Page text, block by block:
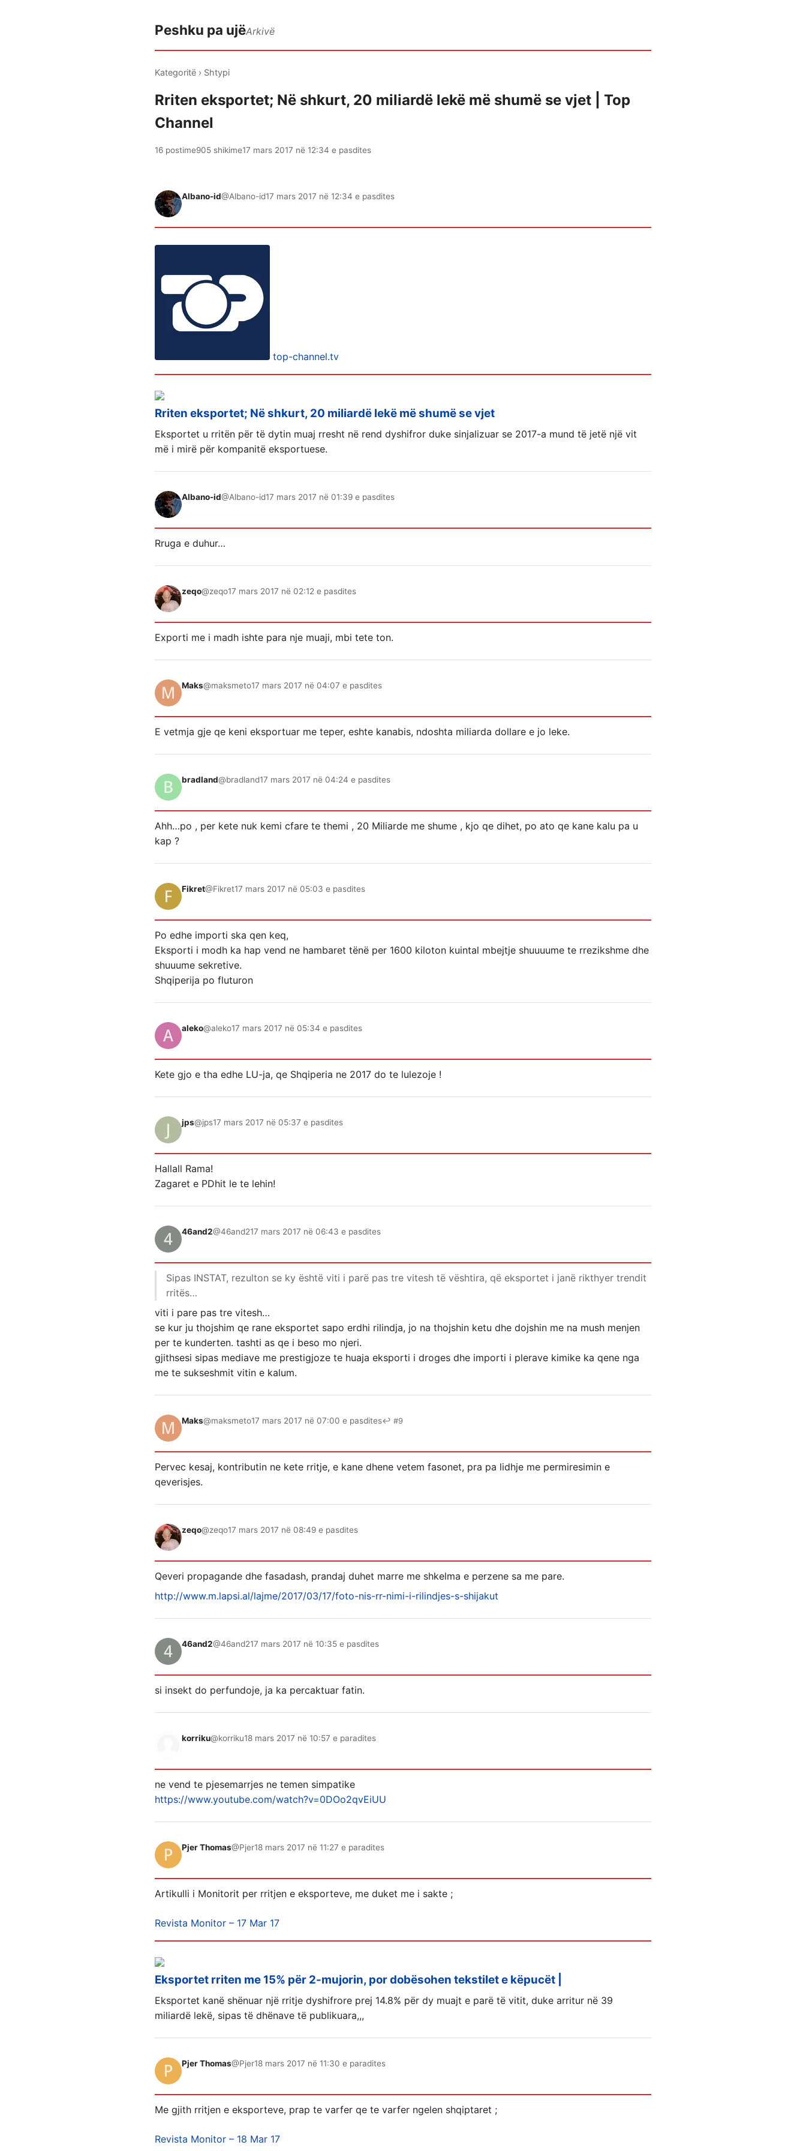
Peshku pa ujëArkivë
Kategoritë › Shtypi
Rriten eksportet; Në shkurt, 20 miliardë lekë më shumë se vjet | Top
Channel
16 postime905 shikime17 mars 2017 në 12:34 e pasdites
Albano-id@Albano-id17 mars 2017 në 12:34 e pasdites
top-channel.tv
Rriten eksportet; Në shkurt, 20 miliardë lekë më shumë se vjet
Eksportet u rritën për të dytin muaj rresht në rend dyshifror duke sinjalizuar se 2017-a mund të jetë një vit
më i mirë për kompanitë eksportuese.
Albano-id@Albano-id17 mars 2017 në 01:39 e pasdites
Rruga e duhur…
zeqo@zeqo17 mars 2017 në 02:12 e pasdites
Exporti me i madh ishte para nje muaji, mbi tete ton.
Maks@maksmeto17 mars 2017 në 04:07 e pasdites
E vetmja gje qe keni eksportuar me teper, eshte kanabis, ndoshta miliarda dollare e jo leke.
bradland@bradland17 mars 2017 në 04:24 e pasdites
Ahh…po , per kete nuk kemi cfare te themi , 20 Miliarde me shume , kjo qe dihet, po ato qe kane kalu pa u
kap ?
Fikret@Fikret17 mars 2017 në 05:03 e pasdites
Po edhe importi ska qen keq,
Eksporti i modh ka hap vend ne hambaret tënë per 1600 kiloton kuintal mbejtje shuuuume te rrezikshme dhe
shuuume sekretive.
Shqiperija po fluturon
aleko@aleko17 mars 2017 në 05:34 e pasdites
Kete gjo e tha edhe LU-ja, qe Shqiperia ne 2017 do te lulezoje !
jps@jps17 mars 2017 në 05:37 e pasdites
Hallall Rama!
Zagaret e PDhit le te lehin!
46and2@46and217 mars 2017 në 06:43 e pasdites
Sipas INSTAT, rezulton se ky është viti i parë pas tre vitesh të vështira, që eksportet i janë rikthyer trendit
rritës…
viti i pare pas tre vitesh…
se kur ju thojshim qe rane eksportet sapo erdhi rilindja, jo na thojshin ketu dhe dojshin me na mush menjen
per te kunderten. tashti as qe i beso mo njeri.
gjithsesi sipas mediave me prestigjoze te huaja eksporti i droges dhe importi i plerave kimike ka qene nga
me te sukseshmit vitin e kalum.
Maks@maksmeto17 mars 2017 në 07:00 e pasdites↩ #9
Pervec kesaj, kontributin ne kete rritje, e kane dhene vetem fasonet, pra pa lidhje me permiresimin e
qeverisjes.
zeqo@zeqo17 mars 2017 në 08:49 e pasdites
Qeveri propagande dhe fasadash, prandaj duhet marre me shkelma e perzene sa me pare.
http://www.m.lapsi.al/lajme/2017/03/17/foto-nis-rr-nimi-i-rilindjes-s-shijakut
46and2@46and217 mars 2017 në 10:35 e pasdites
si insekt do perfundoje, ja ka percaktuar fatin.
korriku@korriku18 mars 2017 në 10:57 e paradites
ne vend te pjesemarrjes ne temen simpatike
https://www.youtube.com/watch?v=0DOo2qvEiUU
Pjer Thomas@Pjer18 mars 2017 në 11:27 e paradites
Artikulli i Monitorit per rritjen e eksporteve, me duket me i sakte ;
Revista Monitor – 17 Mar 17
Eksportet rriten me 15% për 2-mujorin, por dobësohen tekstilet e këpucët |
Eksportet kanë shënuar një rritje dyshifrore prej 14.8% për dy muajt e parë të vitit, duke arritur në 39
miliardë lekë, sipas të dhënave të publikuara,,,
Pjer Thomas@Pjer18 mars 2017 në 11:30 e paradites
Me gjith rritjen e eksporteve, prap te varfer qe te varfer ngelen shqiptaret ;
Revista Monitor – 18 Mar 17